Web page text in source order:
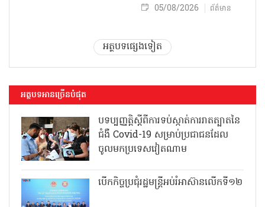
05/08/2026 ព័ត៌មាន
អត្ថបទផ្សេងទៀត
អត្ថបទអានច្រើនបំផុត
បទប្បញ្ញត្តិស្តីពីការទប់ស្កាត់ការរាតត្បាតនៃ
ជំងឺ Covid-19 សម្រាប់ប្រជាជនដែល
ចូលមកប្រទេសវៀតណាម
បើកកិច្ចប្រជុំរដ្ឋមន្ត្រីអប់រំអាស៊ានលើកទី១២